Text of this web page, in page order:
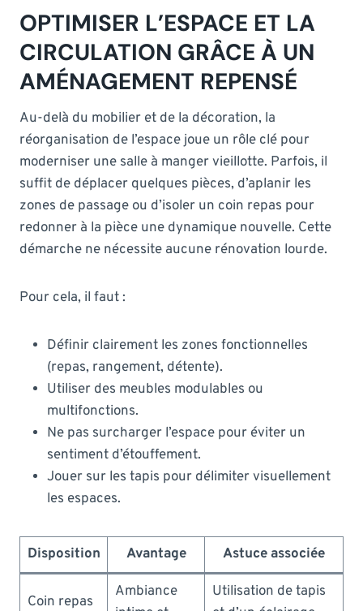
OPTIMISER L’ESPACE ET LA
CIRCULATION GRÂCE À UN
AMÉNAGEMENT REPENSÉ
Au-delà du mobilier et de la décoration, la
réorganisation de l’espace joue un rôle clé pour
moderniser une salle à manger vieillotte. Parfois, il
suffit de déplacer quelques pièces, d’aplanir les
zones de passage ou d’isoler un coin repas pour
redonner à la pièce une dynamique nouvelle. Cette
démarche ne nécessite aucune rénovation lourde.
Pour cela, il faut :
Définir clairement les zones fonctionnelles
(repas, rangement, détente).
Utiliser des meubles modulables ou
multifonctions.
Ne pas surcharger l’espace pour éviter un
sentiment d’étouffement.
Jouer sur les tapis pour délimiter visuellement
les espaces.
Disposition Avantage Astuce associée
Coin repas
Ambiance
Utilisation de tapis